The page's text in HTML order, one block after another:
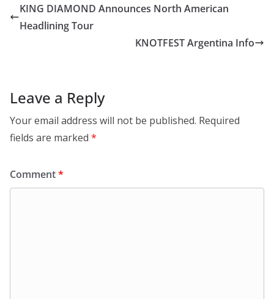
KING DIAMOND Announces North American
Headlining Tour
KNOTFEST Argentina Info
Leave a Reply
Your email address will not be published. Required
fields are marked *
Comment*